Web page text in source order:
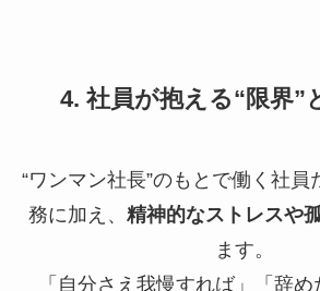
4. 社員が抱える“限界”
“ワンマン社長”のもとで働く社員
務に加え、 精神的なストレスや
ます。
「自分さえ我慢すれば」「辞